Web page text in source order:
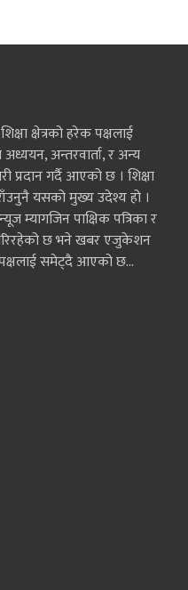
क्षेत्रको हरेक पक्षलाई
अन्तरवार्ता, र अन्य
प्रदान गर्दै आएको छ । शिक्षा
यसको मुख्य उदेश्य हो ।
म्यागजिन पाक्षिक पत्रिका र
छ भने खबर एजुकेशन
पक्षलाई समेट्दै आएको छ...